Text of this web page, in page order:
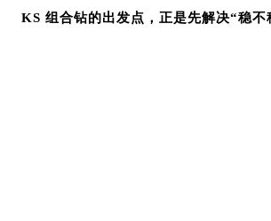
KS 组合钻的出发点，正是先解决“稳